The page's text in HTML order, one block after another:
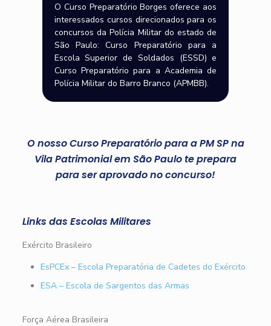
O Curso Preparatório Borges oferece aos
interessados cursos direcionados para os
concursos da Polícia Militar do estado de
São Paulo: Curso Preparatório para a
Escola Superior de Soldados (ESSD) e
Curso Preparatório para a Academia de
Polícia Militar do Barro Branco (APMBB).
O nosso Curso Preparatório para a PM SP na
Vila Patrimonial em São Paulo te prepara
para ser aprovado no concurso!
Links das Escolas Militares
Exército Brasileiro
EsPCEx – Escola Preparatória de Cadetes do Exército
ESA – Escola de Sargentos das Armas
Força Aérea Brasileira